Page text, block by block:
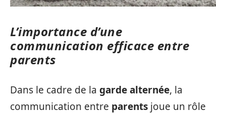
L’importance d’une
communication efficace entre
parents
Dans le cadre de la garde alternée, la
communication entre parents joue un rôle